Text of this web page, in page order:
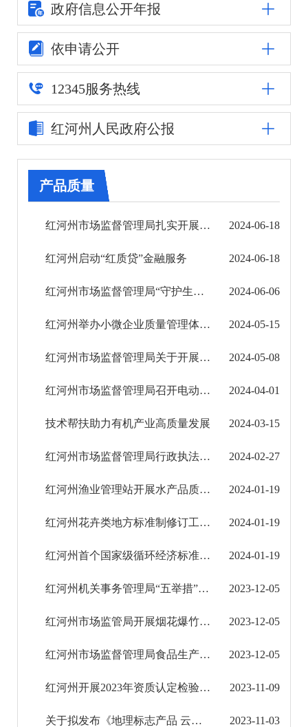
统计信息
自然资源
公安司法
重点领域信息公开
权责清单
乡村振兴
医疗卫生
义务教育
社会救助
养老服务
稳岗就业
政府信息公开年报
依申请公开
12345服务热线
红河州人民政府公报
产品质量
红河州市场监督管理局扎实开展2024年儿童用品安全主题宣传 2024-06-18
红河州启动“红质贷”金融服务 2024-06-18
红河州市场监督管理局“守护生命质量行”巡回宣传活动进社区 2024-06-06
红河州举办小微企业质量管理体系认证提升培训会 2024-05-15
红河州市场监督管理局关于开展2024年第一批产品质量监督抽查和风险预警监测工作的通知 2024-05-08
红河州市场监督管理局召开电动自行车全链条安全监管工作宣贯会 2024-04-01
技术帮扶助力有机产业高质量发展 2024-03-15
红河州市场监督管理局行政执法事项清单（2024年） 2024-02-27
红河州渔业管理站开展水产品质量安全例行监测抽样 2024-01-19
红河州花卉类地方标准制修订工作取得关键进展 2024-01-19
红河州首个国家级循环经济标准化试点项目获批立项 2024-01-19
红河州机关事务管理局“五举措”提高全州公共机构能源资源统计数据质量 2023-12-05
红河州市场监管局开展烟花爆竹质量监督抽查和专项执法检查 2023-12-05
红河州市场监督管理局食品生产许可注销公示（2024年第1批） 2023-12-05
红河州开展2023年资质认定检验检测机构“双随机、一公开”监督抽查工作 2023-11-09
关于拟发布《地理标志产品 云南红葡萄酒》红河州地方标准的公示 2023-11-03